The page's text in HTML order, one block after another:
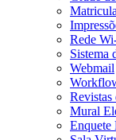
Rede
Sistema
Webmail
Revistas
Mural
Enquete